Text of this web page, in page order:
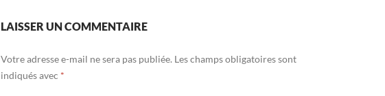
LAISSER UN COMMENTAIRE
Votre adresse e-mail ne sera pas publiée. Les champs obligatoires sont
indiqués avec *